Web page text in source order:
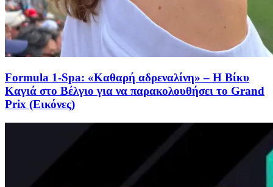
Formula 1-Spa: «Καθαρή αδρεναλίνη» – Η Βίκυ
Καγιά στο Βέλγιο για να παρακολουθήσει το Grand
Prix (Εικόνες)